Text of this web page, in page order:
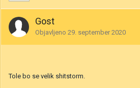
Gost
Objavljeno 29. september 2020
Tole bo se velik shitstorm.